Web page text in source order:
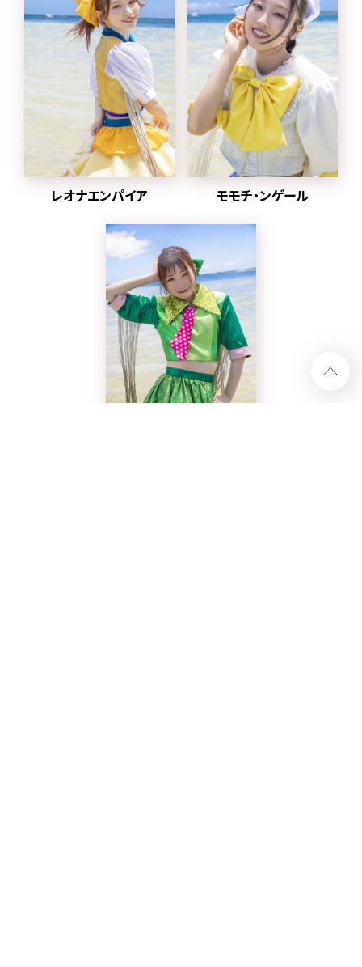
2025年1月8日に放送され
た「水曜日のダウンタウン」
内で
元々アドバイザーを務めて
いた、クロちゃんがプロデ
ューサー就任、ハナエモン
スターが復帰、
グループ名を戻すことが発
表された。
同日にクロちゃんが作詞し
ル配信がスタート。
レオナエンパイア モモチ・ンゲール